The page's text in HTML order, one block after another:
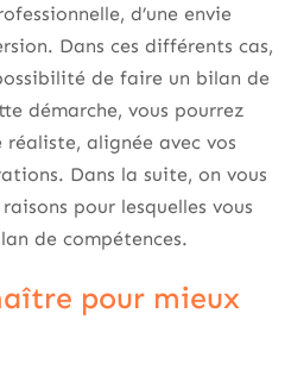
d’une envie
Dans ces différents cas,
de faire un bilan de
démarche, vous pourrez
alignée avec vos
Dans la suite, on vous
pour lesquelles vous
de compétences.
pour mieux